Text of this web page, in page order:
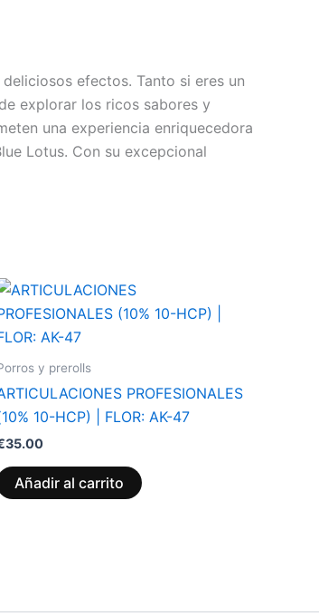
efectos. Tanto si eres un
explorar los ricos sabores y
una experiencia enriquecedora
Lotus. Con su excepcional
y prerolls
PROFESIONALES
10-HCP) | FLOR: AK-47
35.00
Añadir al carrito